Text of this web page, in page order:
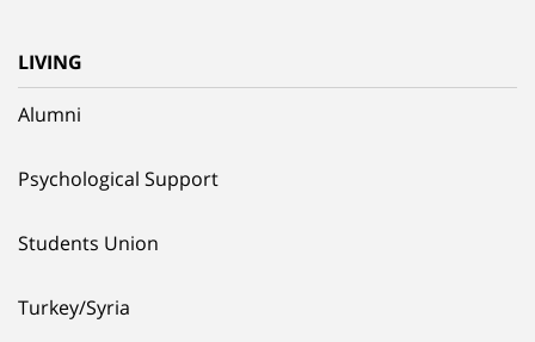
LIVING
Alumni
Psychological Support
Students Union
Turkey/Syria